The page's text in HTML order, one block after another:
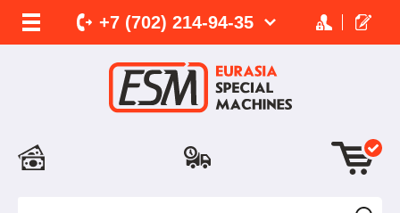
+7 (702) 214-94-35